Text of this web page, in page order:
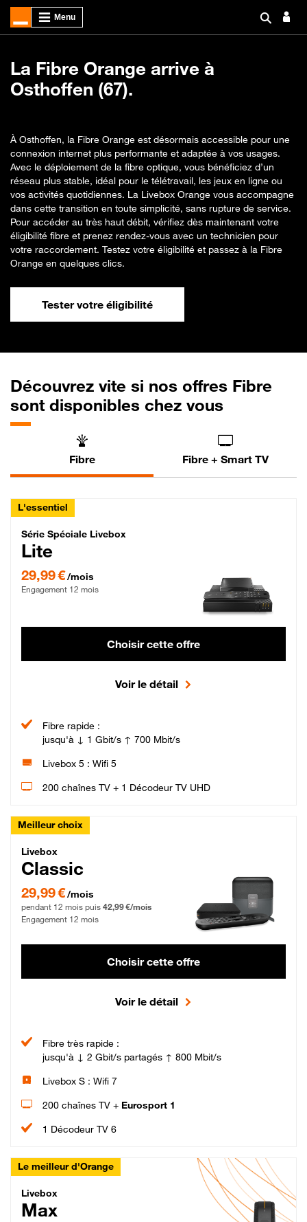
La Fibre Orange arrive à
Osthoffen (67).
À Osthoffen, la Fibre Orange est désormais accessible pour une
connexion internet plus performante et adaptée à vos usages.
Avec le déploiement de la fibre optique, vous bénéficiez d’un
réseau plus stable, idéal pour le télétravail, les jeux en ligne ou
vos activités quotidiennes. La Livebox Orange vous accompagne
dans cette transition en toute simplicité, sans rupture de service.
Pour accéder au très haut débit, vérifiez dès maintenant votre
éligibilité fibre et prenez rendez-vous avec un technicien pour
votre raccordement. Testez votre éligibilité et passez à la Fibre
Orange en quelques clics.
Tester votre éligibilité
Découvrez vite si nos offres Fibre
sont disponibles chez vous
Fibre Fibre + Smart TV
L'essentiel
Série Spéciale Livebox Lite Fibre
Série Spéciale Livebox
Lite
29,99 €/mois
Engagement 12 mois
Choisir cette offre
Voir le détail
Fibre rapide :
jusqu'à ↓ 1 Gbit/s ↑ 700 Mbit/s
Livebox 5 : Wifi 5
200 chaînes TV + 1 Décodeur TV UHD
Meilleur choix
Livebox Classic Fibre
Livebox
Classic
29,99 € par mois pendant 12 mois puis 42,99 € par mois, Engagement 12 mois
29,99 €/mois
pendant 12 mois puis 42,99 €/mois
Engagement 12 mois
Choisir cette offre
Voir le détail
Fibre très rapide :
jusqu'à ↓ 2 Gbit/s partagés ↑ 800 Mbit/s
Livebox S : Wifi 7
200 chaînes TV + Eurosport 1
1 Décodeur TV 6
Le meilleur d'Orange
Livebox Max Fibre
Livebox
Max